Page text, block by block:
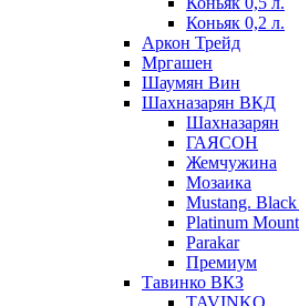
Коньяк 0,2 л.
Аркон Трейд
Мргашен
Шаумян Вин
Шахназарян ВКД
Шахназарян
ГАЯСОН
Жемчужина
Мозаика
Mustang.
Platinum
Parakar
Премиум
Тавинко ВКЗ
TAVINKO